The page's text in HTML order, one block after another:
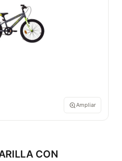
Ampliar
CON